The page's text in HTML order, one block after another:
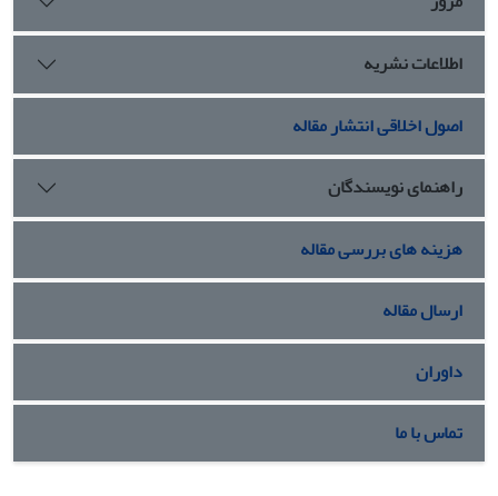
اطلاعات نشریه
اصول اخلاقی انتشار مقاله
راهنمای نویسندگان
هزینه های بررسی مقاله
ارسال مقاله
داوران
تماس با ما